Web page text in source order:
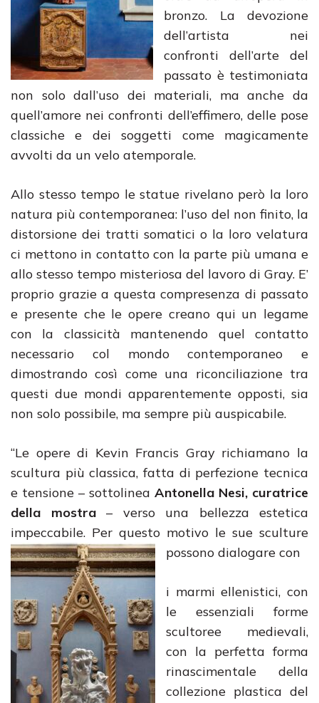
bronzo. La devozione
dell’artista nei
confronti dell’arte del
passato è testimoniata
non solo dall’uso dei materiali, ma anche da
quell’amore nei confronti dell’effimero, delle pose
classiche e dei soggetti come magicamente
avvolti da un velo atemporale.
Allo stesso tempo le statue rivelano però la loro
natura più contemporanea: l’uso del non finito, la
distorsione dei tratti somatici o la loro velatura
ci mettono in contatto con la parte più umana e
allo stesso tempo misteriosa del lavoro di Gray. E’
proprio grazie a questa compresenza di passato
e presente che le opere creano qui un legame
con la classicità mantenendo quel contatto
necessario col mondo contemporaneo e
dimostrando così come una riconciliazione tra
questi due mondi apparentemente opposti, sia
non solo possibile, ma sempre più auspicabile.
“Le opere di Kevin Francis Gray richiamano la
scultura più classica, fatta di perfezione tecnica
e tensione – sottolinea Antonella Nesi, curatrice
della mostra – verso una bellezza estetica
impeccabile. Per questo motivo le sue sculture
possono dialogare con
i marmi ellenistici, con
le essenziali forme
scultoree medievali,
con la perfetta forma
rinascimentale della
collezione plastica del